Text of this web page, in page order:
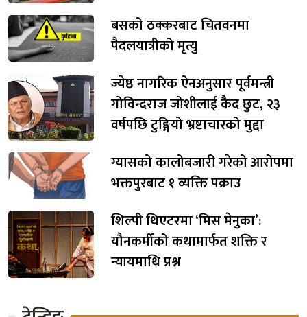
बसको ठक्करबाट चितवनमा
पैदलयात्रीको मृत्यु
ज्येष्ठ नागरिक ऐनअनुसार पूर्वमन्त्री
गोविन्दराज जोशीलाई कैद छुट, २३
वर्षपछि टुङ्गियो भ्रष्टाचारको मुद्दा
ग्यासको कालोबजारी गरेको आरोपमा
भक्तपुरबाट १ व्यक्ति पक्राउ
शिल्पी थिएटरमा ‘मिस मेनुका’:
यौनकर्मीको कथामार्फत शक्ति र
न्यायमाथि प्रश्न